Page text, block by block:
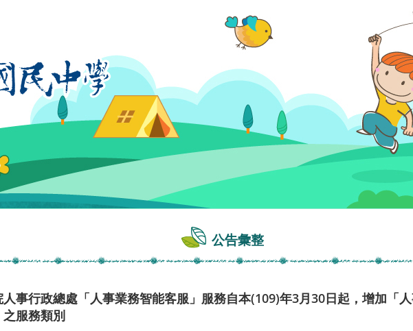
公告彙整
事行政總處「人事業務智能客服」服務自本(109)年3月30日起，增加「
服務類別